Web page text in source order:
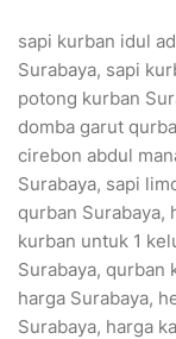
sapi kurban idul
Surabaya, sapi
potong kurban
domba garut
cirebon abdul
Surabaya, sapi
qurban Surabaya,
kurban untuk 1
Surabaya, qurban
harga Surabaya,
Surabaya, harga